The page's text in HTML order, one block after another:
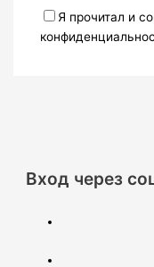
Я прочитал и
Вход через